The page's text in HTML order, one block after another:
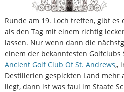
Runde am 19. Loch treffen, gibt
als den Tag mit einem richtig
lassen. Nur wenn dann die
einem der bekanntesten Golfclubs
Ancient Golf Club Of St. Andrews‚,
Destillerien gespickten Land
liegt, dann ist was faul im Staate